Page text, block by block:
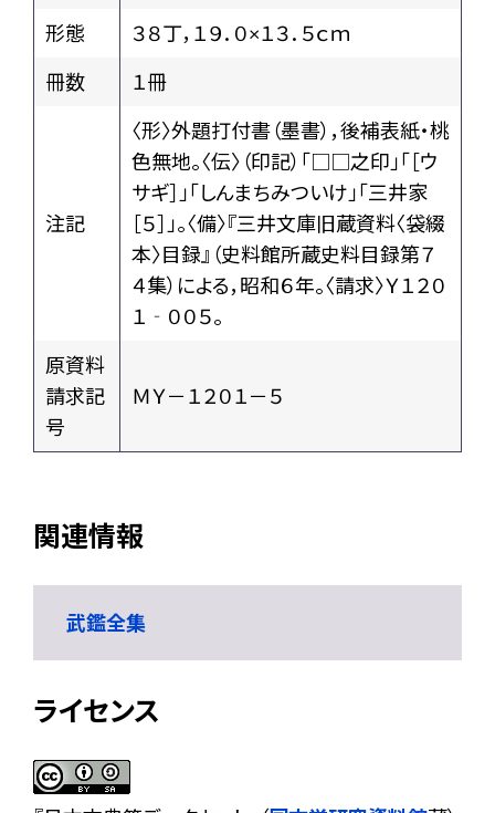
形態
３８丁，１９．０×１３．５ｃｍ
冊数
１冊
注記
〈形〉外題打付書（墨書），後補表紙・桃
色無地。〈伝〉（印記）「□□之印」「［ウ
サギ］」「しんまちみついけ」「三井家
［５］」。〈備〉『三井文庫旧蔵資料〈袋綴
本〉目録』（史料館所蔵史料目録第７
４集）による，昭和６年。〈請求〉Ｙ１２０
１‐００５。
原資料
請求記
号
ＭＹ－１２０１－５
関連情報
武鑑全集
ライセンス